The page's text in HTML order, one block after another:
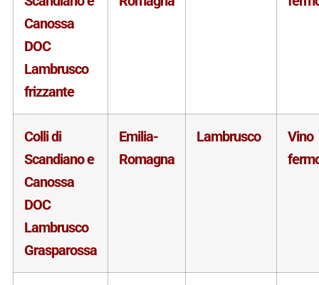
Canossa
DOC
Lambrusco
frizzante
Colli di
Scandiano e
Canossa
DOC
Lambrusco
Grasparossa
Emilia-
Romagna
Lambrusco
Vino